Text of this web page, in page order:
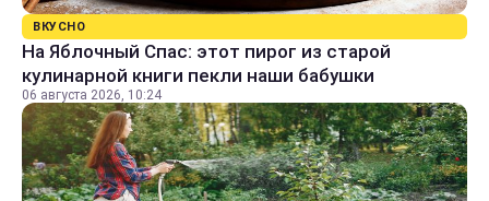
ВКУСНО
На Яблочный Спас: этот пирог из старой
кулинарной книги пекли наши бабушки
06 августа 2026, 10:24